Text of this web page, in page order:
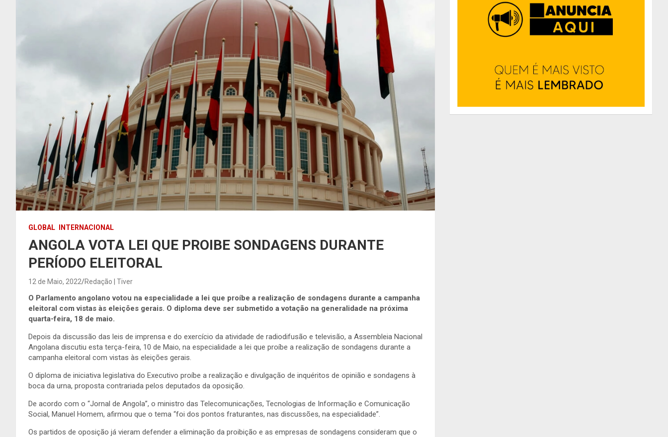
GLOBAL INTERNACIONAL
ANGOLA VOTA LEI QUE PROIBE SONDAGENS DURANTE
PERÍODO ELEITORAL
12 de Maio, 2022 Redação | Tiver
O Parlamento angolano votou na especialidade a lei que proíbe a realização de sondagens durante a campanha
eleitoral com vistas às eleições gerais. O diploma deve ser submetido a votação na generalidade na próxima
quarta-feira, 18 de maio.
Depois da discussão das leis de imprensa e do exercício da atividade de radiodifusão e televisão, a Assembleia Nacional
Angolana discutiu esta terça-feira, 10 de Maio, na especialidade a lei que proíbe a realização de sondagens durante a
campanha eleitoral com vistas às eleições gerais.
O diploma de iniciativa legislativa do Executivo proíbe a realização e divulgação de inquéritos de opinião e sondagens à
boca da urna, proposta contrariada pelos deputados da oposição.
De acordo com o “Jornal de Angola”, o ministro das Telecomunicações, Tecnologias de Informação e Comunicação
Social, Manuel Homem, afirmou que o tema “foi dos pontos fraturantes, nas discussões, na especialidade”.
Os partidos de oposição já vieram defender a eliminação da proibição e as empresas de sondagens consideram que o